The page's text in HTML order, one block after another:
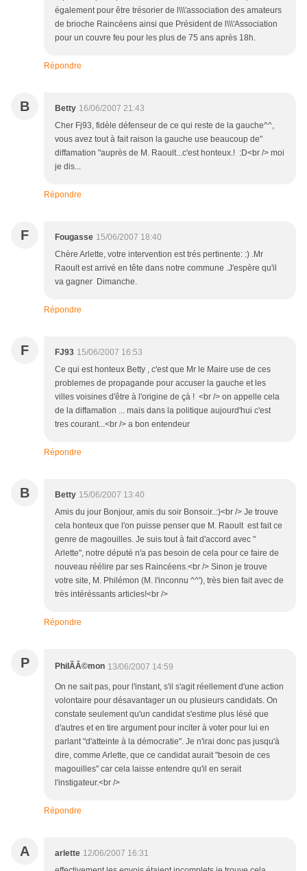
également pour être trésorier de l\\\'association des amateurs
de brioche Raincéens ainsi que Président de l\\\'Association
pour un couvre feu pour les plus de 75 ans après 18h.
Répondre
B Betty 16/06/2007 21:43
Cher Fj93, fidèle défenseur de ce qui reste de la gauche^^,
vous avez tout à fait raison la gauche use beaucoup de"
diffamation "auprès de M. Raoult...c'est honteux.! :D<br /> moi
je dis...
Répondre
F Fougasse 15/06/2007 18:40
Chère Arlette, votre intervention est trés pertinente: :) .Mr
Raoult est arrivé en tête dans notre commune .J'espère qu'il
va gagner Dimanche.
Répondre
F FJ93 15/06/2007 16:53
Ce qui est honteux Betty , c'est que Mr le Maire use de ces
problemes de propagande pour accuser la gauche et les
villes voisines d'être à l'origine de çà ! <br /> on appelle cela
de la diffamation ... mais dans la politique aujourd'hui c'est
tres courant...<br /> a bon entendeur
Répondre
B Betty 15/06/2007 13:40
Amis du jour Bonjour, amis du soir Bonsoir..:)<br /> Je trouve
cela honteux que l'on puisse penser que M. Raoult est fait ce
genre de magouilles. Je suis tout à fait d'accord avec "
Arlette", notre député n'a pas besoin de cela pour ce faire de
nouveau réélire par ses Raincéens.<br /> Sinon je trouve
votre site, M. Philémon (M. l'inconnu ^^'), très bien fait avec de
très intéréssants articles!<br />
Répondre
P PhilÃÂ©mon 13/06/2007 14:59
On ne sait pas, pour l'instant, s'il s'agit réellement d'une action
volontaire pour désavantager un ou plusieurs candidats. On
constate seulement qu'un candidat s'estime plus lésé que
d'autres et en tire argument pour inciter à voter pour lui en
parlant "d'atteinte à la démocratie". Je n'irai donc pas jusqu'à
dire, comme Arlette, que ce candidat aurait "besoin de ces
magouilles" car cela laisse entendre qu'il en serait
l'instigateur.<br />
Répondre
A arlette 12/06/2007 16:31